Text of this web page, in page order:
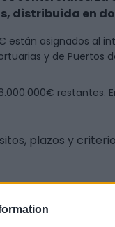
distribuida en
están asignados al
y de Puertos
restantes.
plazos y
al sector